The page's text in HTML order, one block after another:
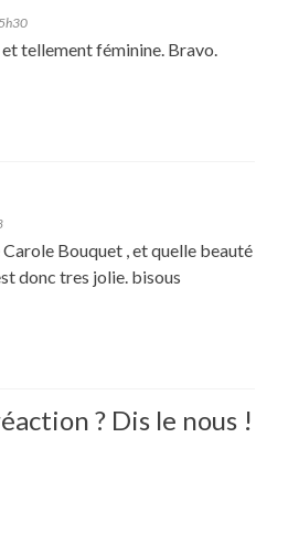
tellement féminine. Bravo.
Carole Bouquet , et quelle beauté
donc tres jolie. bisous
? Dis le nous !